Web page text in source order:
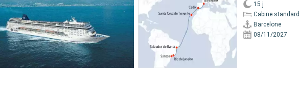
15 j
Cabine standard
Barcelone
08/11/2027